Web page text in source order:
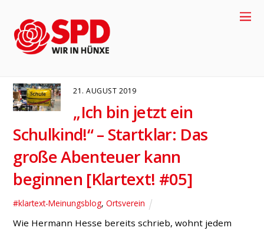
Einschulung
21. AUGUST 2019
„Ich bin jetzt ein
Schulkind!“ – Startklar: Das
große Abenteuer kann
beginnen [Klartext! #05]
#klartext-Meinungsblog,Ortsverein
Wie Hermann Hesse bereits schrieb, wohnt jedem